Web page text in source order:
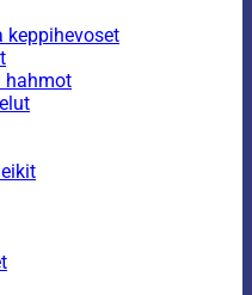
keppihevoset
hahmot